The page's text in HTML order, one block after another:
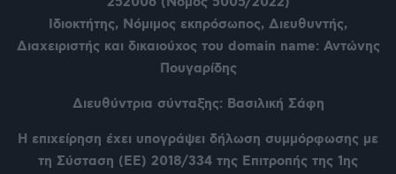
Ιδιοκτήτης, Νόμιμος εκπρόσωπος, Διευθυντής,
Διαχειριστής και δικαιούχος του domain name: Αντώνης
Πουγαρίδης
Διευθύντρια σύνταξης: Βασιλική Σάφη
Η επιχείρηση έχει υπογράψει δήλωση συμμόρφωσης με
τη Σύσταση (ΕΕ) 2018/334 της Επιτροπής της 1ης